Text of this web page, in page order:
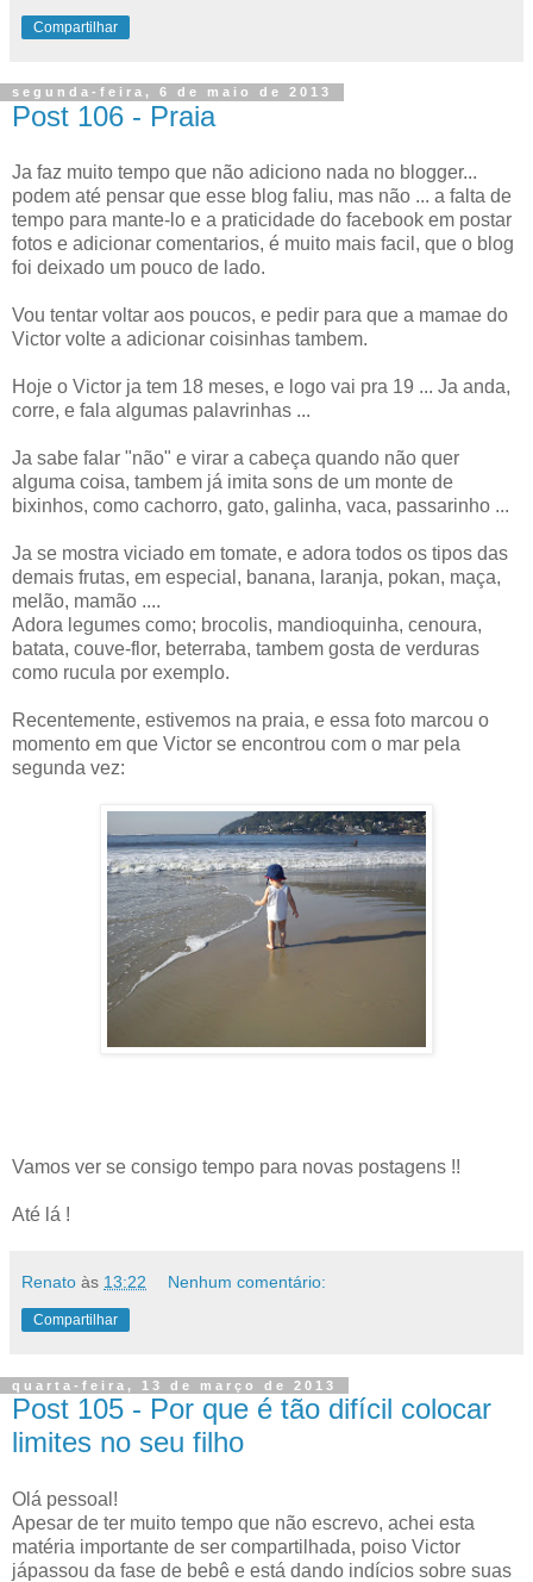
Compartilhar
segunda-feira, 6 de maio de 2013
Post 106 - Praia
Ja faz muito tempo que não adiciono nada no blogger...
podem até pensar que esse blog faliu, mas não ... a falta de
tempo para mante-lo e a praticidade do facebook em postar
fotos e adicionar comentarios, é muito mais facil, que o blog
foi deixado um pouco de lado.
Vou tentar voltar aos poucos, e pedir para que a mamae do
Victor volte a adicionar coisinhas tambem.
Hoje o Victor ja tem 18 meses, e logo vai pra 19 ... Ja anda,
corre, e fala algumas palavrinhas ...
Ja sabe falar "não" e virar a cabeça quando não quer
alguma coisa, tambem já imita sons de um monte de
bixinhos, como cachorro, gato, galinha, vaca, passarinho ...
Ja se mostra viciado em tomate, e adora todos os tipos das
demais frutas, em especial, banana, laranja, pokan, maça,
melão, mamão ....
Adora legumes como; brocolis, mandioquinha, cenoura,
batata, couve-flor, beterraba, tambem gosta de verduras
como rucula por exemplo.
Recentemente, estivemos na praia, e essa foto marcou o
momento em que Victor se encontrou com o mar pela
segunda vez:
Vamos ver se consigo tempo para novas postagens !!
Até lá !
Renato às 13:22 Nenhum comentário:
Compartilhar
quarta-feira, 13 de março de 2013
Post 105 - Por que é tão difícil colocar
limites no seu filho
Olá pessoal!
Apesar de ter muito tempo que não escrevo, achei esta
matéria importante de ser compartilhada, poiso Victor
jápassou da fase de bebê e está dando indícios sobre suas